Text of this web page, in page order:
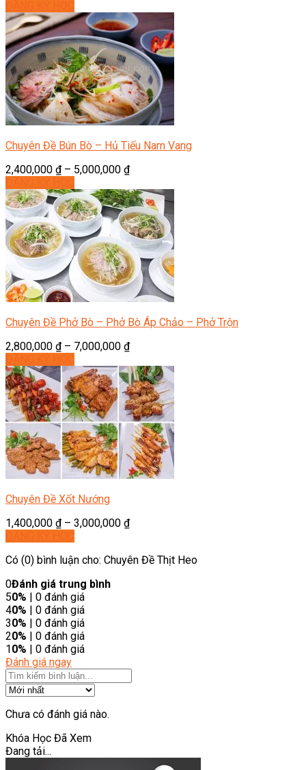
Chuyên Đề Bún Bò – Hủ Tiếu Nam Vang
2,400,000 ₫– 5,000,000 ₫
Chuyên Đề Phở Bò – Phở Bò Áp Chảo – Phở Trộn
2,800,000 ₫– 7,000,000 ₫
Chuyên Đề Xốt Nướng
1,400,000 ₫– 3,000,000 ₫
Có (0) bình luận cho: Chuyên Đề Thịt Heo
0Đánh giá trung bình
50% | 0 đánh giá
40% | 0 đánh giá
30% | 0 đánh giá
20% | 0 đánh giá
10% | 0 đánh giá
Đánh giá ngay
Chưa có đánh giá nào.
Khóa Học Đã Xem
Đang tải...